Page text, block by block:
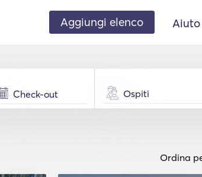
Aggiungi elenco Aiuto
Ospiti
Ordina